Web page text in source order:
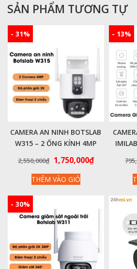
SẢN PHẨM TƯƠNG TỰ
- 31%
CAMERA AN NINH BOTSLAB
W315 – 2 ỐNG KÍNH 4MP
2,550,000₫ Giá
gốc
là:
1,750,000₫Giá
1,750,000₫.
THÊM VÀO GIỎ
- 13%
- 30%